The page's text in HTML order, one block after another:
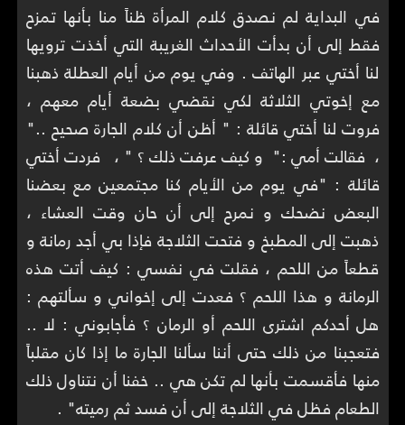
في البداية لم نصدق كلام المرأة ظناً منا بأنها تمزح
فقط إلى أن بدأت الأحداث الغريبة التي أخذت ترويها
لنا أختي عبر الهاتف . وفي يوم من أيام العطلة ذهبنا
مع إخوتي الثلاثة لكي نقضي بضعة أيام معهم ،
فروت لنا أختي قائلة : " أظن أن كلام الجارة صحيح .."
، فقالت أمي :" و كيف عرفت ذلك ؟ " ، فردت أختي
قائلة : "في يوم من الأيام كنا مجتمعين مع بعضنا
البعض نضحك و نمرح إلى أن حان وقت العشاء ،
ذهبت إلى المطبخ و فتحت الثلاجة فإذا بي أجد رمانة و
قطعاً من اللحم ، فقلت في نفسي : كيف أتت هذه
الرمانة و هذا اللحم ؟ فعدت إلى إخواني و سألتهم :
هل أحدكم اشترى اللحم أو الرمان ؟ فأجابوني : لا ..
فتعجبنا من ذلك حتى أننا سألنا الجارة ما إذا كان مقلباً
منها فأقسمت بأنها لم تكن هي .. خفنا أن نتناول ذلك
الطعام فظل في الثلاجة إلى أن فسد ثم رميته" .